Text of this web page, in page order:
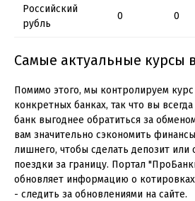
Российский
рубль
0 0
Самые актуальные курсы
Помимо этого, мы контролируем
конкретных банках, так что вы
банк выгоднее обратиться за
вам значительно сэкономить
лишнего, чтобы сделать депозит или
поездки за границу. Портал
обновляет информацию о
- следить за обновлениями на сайте.